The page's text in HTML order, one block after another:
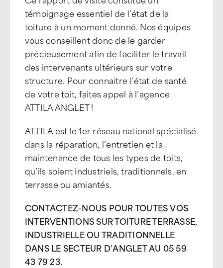
témoignage essentiel de l’état de la
toiture à un moment donné. Nos équipes
vous conseillent donc de le garder
précieusement afin de faciliter le travail
des intervenants ultérieurs sur votre
structure. Pour connaitre l’état de santé
de votre toit, faites appel à l’agence
ATTILA ANGLET !
ATTILA est le 1er réseau national spécialisé
dans la réparation, l’entretien et la
maintenance de tous les types de toits,
qu’ils soient industriels, traditionnels, en
terrasse ou amiantés.
CONTACTEZ-NOUS POUR TOUTES VOS
INTERVENTIONS SUR TOITURE TERRASSE,
INDUSTRIELLE OU TRADITIONNELLE
DANS LE SECTEUR D’ANGLET AU 05 59
43 79 23.